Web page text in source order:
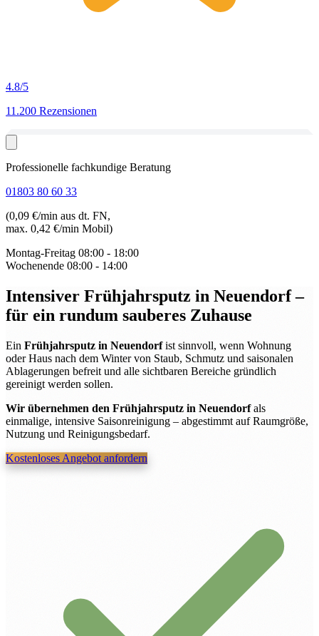
4.8/5
11.200 Rezensionen
Professionelle fachkundige Beratung
01803 80 60 33
(0,09 €/min aus dt. FN,
max. 0,42 €/min Mobil)
Montag-Freitag 08:00 - 18:00
Wochenende 08:00 - 14:00
Intensiver Frühjahrsputz in Neuendorf–
für ein rundum sauberes Zuhause
Ein Frühjahrsputz in Neuendorfist sinnvoll, wenn Wohnung
oder Haus nach dem Winter von Staub, Schmutz und saisonalen
Ablagerungen befreit und alle sichtbaren Bereiche gründlich
gereinigt werden sollen.
Wir übernehmen den Frühjahrsputz in Neuendorfals
einmalige, intensive Saisonreinigung – abgestimmt auf Raumgröße,
Nutzung und Reinigungsbedarf.
Kostenloses Angebot anfordern